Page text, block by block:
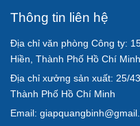
Thông tin liên hệ
Địa chỉ văn phòng Công ty:
Hiền, Thành Phố Hồ Chí Minh
Địa chỉ xưởng sản xuất: 25/
Thành Phố Hồ Chí Minh
Email: